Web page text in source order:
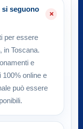
seguono
per essere
in Toscana.
e
100% online e
può essere